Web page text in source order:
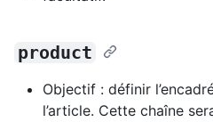
product
Objectif : définir
l’article. Cette chaîne